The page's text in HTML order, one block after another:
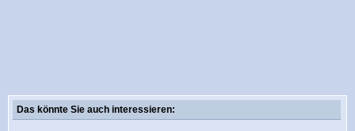
Das könnte Sie auch interessieren: